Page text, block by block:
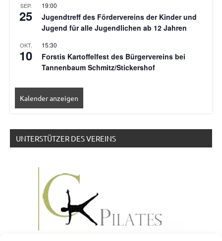
SEP.
25
19:00
Jugendtreff des Fördervereins der Kinder und
Jugend für alle Jugendlichen ab 12 Jahren
OKT.
10
15:30
Forstis Kartoffelfest des Bürgervereins bei
Tannenbaum Schmitz/Stickershof
Kalender anzeigen
UNTERSTÜTZER DES VEREINS